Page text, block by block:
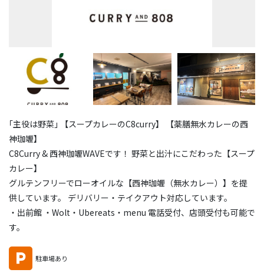
｢主役は野菜｣ 【スープカレーのC8curry】 【薬膳無水カレーの西
神珈竰】
C8Curry & 西神珈竰WAVEです！ 野菜と出汁にこだわった【スープ
カレー】
グルテンフリーでローオイルな【西神珈竰（無水カレー）】を提
供しています。 デリバリー・テイクアウト対応しています。
・出前館 ・Wolt・Ubereats・menu 電話受付、店頭受付も可能で
す。
駐車場あり